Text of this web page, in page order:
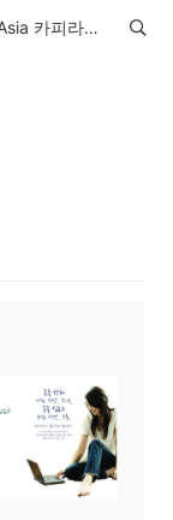
AdAsia 카피라이터